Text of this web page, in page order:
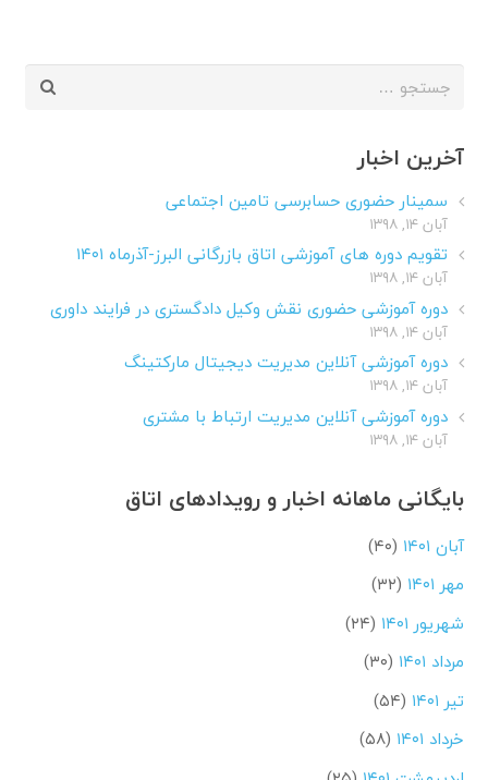
جستجو
آخرین اخبار
سمینار حضوری حسابرسی تامین اجتماعی
آبان ۱۴, ۱۳۹۸
تقویم دوره های آموزشی اتاق بازرگانی البرز-آذرماه ۱۴۰۱
آبان ۱۴, ۱۳۹۸
دوره آموزشی حضوری نقش وکیل دادگستری در فرایند داوری
آبان ۱۴, ۱۳۹۸
دوره آموزشی آنلاین مدیریت دیجیتال مارکتینگ
آبان ۱۴, ۱۳۹۸
دوره آموزشی آنلاین مدیریت ارتباط با مشتری
آبان ۱۴, ۱۳۹۸
بایگانی ماهانه اخبار و رویدادهای اتاق
آبان ۱۴۰۱
(۴۰)
مهر ۱۴۰۱
(۳۲)
شهریور ۱۴۰۱
(۲۴)
مرداد ۱۴۰۱
(۳۰)
تیر ۱۴۰۱
(۵۴)
خرداد ۱۴۰۱
(۵۸)